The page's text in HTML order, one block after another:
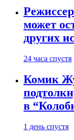
может
других
24 часа спустя
Комик
в
1 день спустя